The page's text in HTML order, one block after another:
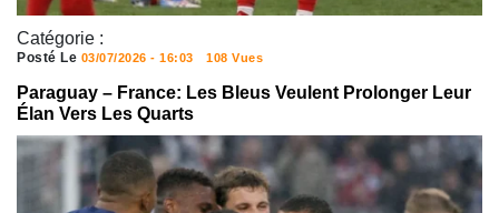
Catégorie :
Posté Le 03/07/2026 - 16:03 108 Vues
Paraguay – France: Les Bleus Veulent Prolonger Leur
Élan Vers Les Quarts